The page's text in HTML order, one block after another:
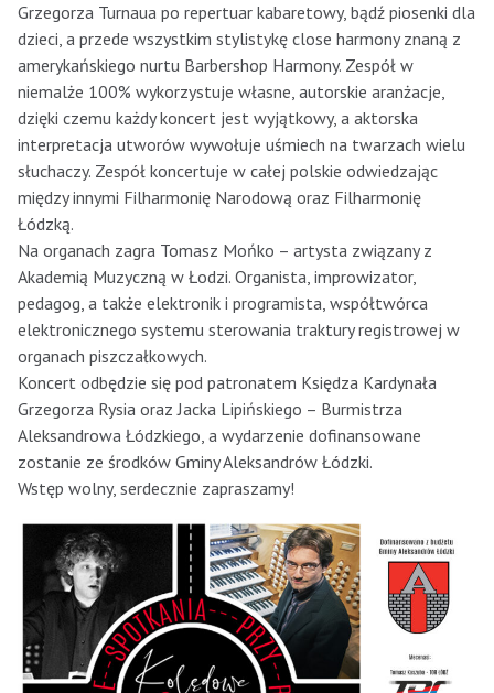
Grzegorza Turnaua po repertuar kabaretowy, bądź piosenki dla
dzieci, a przede wszystkim stylistykę close harmony znaną z
amerykańskiego nurtu Barbershop Harmony. Zespół w
niemalże 100% wykorzystuje własne, autorskie aranżacje,
dzięki czemu każdy koncert jest wyjątkowy, a aktorska
interpretacja utworów wywołuje uśmiech na twarzach wielu
słuchaczy. Zespół koncertuje w całej polskie odwiedzając
między innymi Filharmonię Narodową oraz Filharmonię
Łódzką.
Na organach zagra Tomasz Mońko – artysta związany z
Akademią Muzyczną w Łodzi. Organista, improwizator,
pedagog, a także elektronik i programista, współtwórca
elektronicznego systemu sterowania traktury registrowej w
organach piszczałkowych.
Koncert odbędzie się pod patronatem Księdza Kardynała
Grzegorza Rysia oraz Jacka Lipińskiego – Burmistrza
Aleksandrowa Łódzkiego, a wydarzenie dofinansowane
zostanie ze środków Gminy Aleksandrów Łódzki.
Wstęp wolny, serdecznie zapraszamy!